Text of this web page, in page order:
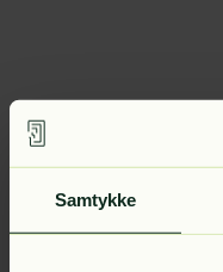
Samtykke